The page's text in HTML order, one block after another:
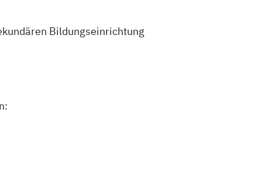
Bildungseinrichtung